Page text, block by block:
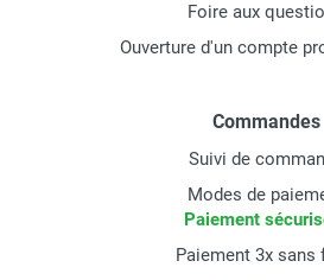
Foire aux
Ouverture d'un compte
Commandes
Suivi de
Modes de
Paiement
Paiement 3x sans